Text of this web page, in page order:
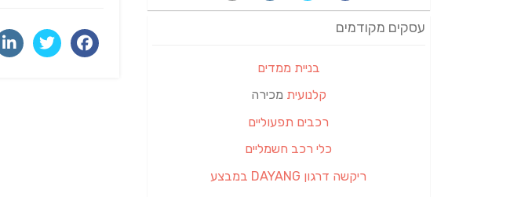
עסקים מקודמים
בניית ממדים
קלנועית מכירה
רכבים תפעוליים
כלי רכב חשמליים
ריקשה דרגון DAYANG במבצע